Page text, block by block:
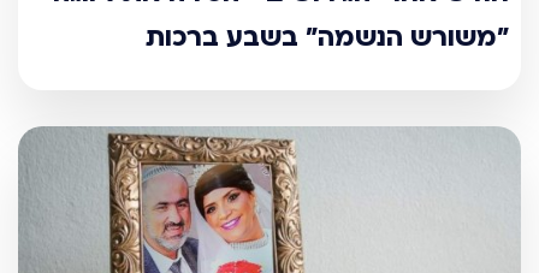
"משורש הנשמה" בשבע ברכות